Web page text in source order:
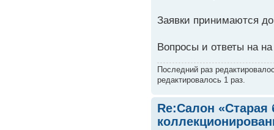
Заявки принимаются
Вопросы и ответы на
Последний раз
редактировалось 1 раз.
Re:Салон «Старая